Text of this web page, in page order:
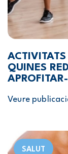
QUINES
Veure
SALUT